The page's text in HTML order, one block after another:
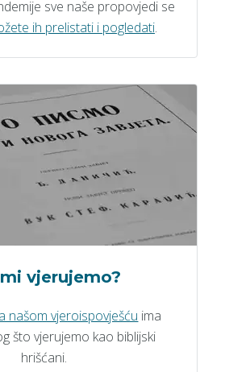
sve naše propovjedi se
ih prelistati i pogledati.
vjerujemo?
našom vjeroispovješću ima
što vjerujemo kao biblijski
hrišćani.